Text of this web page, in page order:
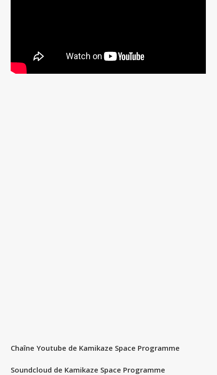
Chaîne Youtube de Kamikaze Space Programme
Soundcloud de Kamikaze Space Programme